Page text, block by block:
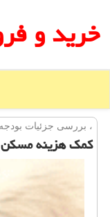
خرید و
، بررسی جزئیات بودجه ۹۸،
كمك هزینه مسكن